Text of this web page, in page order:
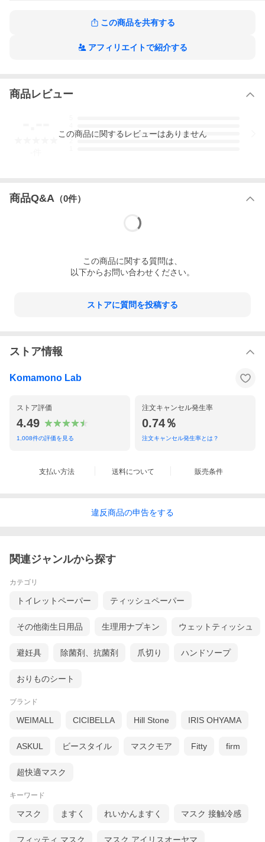
この商品を共有する
アフィリエイトで紹介する
商品レビュー
3
この商品に関するレビューはありません
商品Q&A （0件）
この商品に関する質問は、
以下からお問い合わせください。
ストアに質問を投稿する
ストア情報
Komamono Lab
ストア評価
4.49
1,008件の評価を見る
注文キャンセル発生率
0.74％
注文キャンセル発生率とは？
支払い方法 送料について 販売条件
違反商品の申告をする
関連ジャンルから探す
カテゴリ
トイレットペーパー ティッシュペーパー
その他衛生日用品 生理用ナプキン ウェットティッシュ
避妊具 除菌剤、抗菌剤 爪切り ハンドソープ
おりものシート
ブランド
WEIMALL CICIBELLA Hill Stone IRIS OHYAMA
ASKUL ビースタイル マスクモア Fitty firm
超快適マスク
キーワード
マスク ますく れいかんますく マスク 接触冷感
フィッティ マスク マスク アイリスオーヤマ